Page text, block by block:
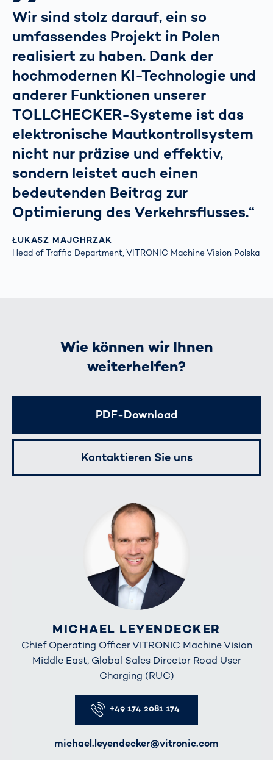
Wir sind stolz darauf, ein so
umfassendes Projekt in Polen
realisiert zu haben. Dank der
hochmodernen KI-Technologie und
anderer Funktionen unserer
TOLLCHECKER-Systeme ist das
elektronische Mautkontrollsystem
nicht nur präzise und effektiv,
sondern leistet auch einen
bedeutenden Beitrag zur
Optimierung des Verkehrsflusses.“
ŁUKASZ MAJCHRZAK
Head of Traffic Department, VITRONIC Machine Vision Polska
Wie können wir Ihnen
weiterhelfen?
MICHAEL LEYENDECKER
Chief Operating Officer VITRONIC Machine Vision
Middle East, Global Sales Director Road User
Charging (RUC)
+49 174 2081 174
michael.leyendecker@vitronic.com
PDF-Download
Kontaktieren Sie uns